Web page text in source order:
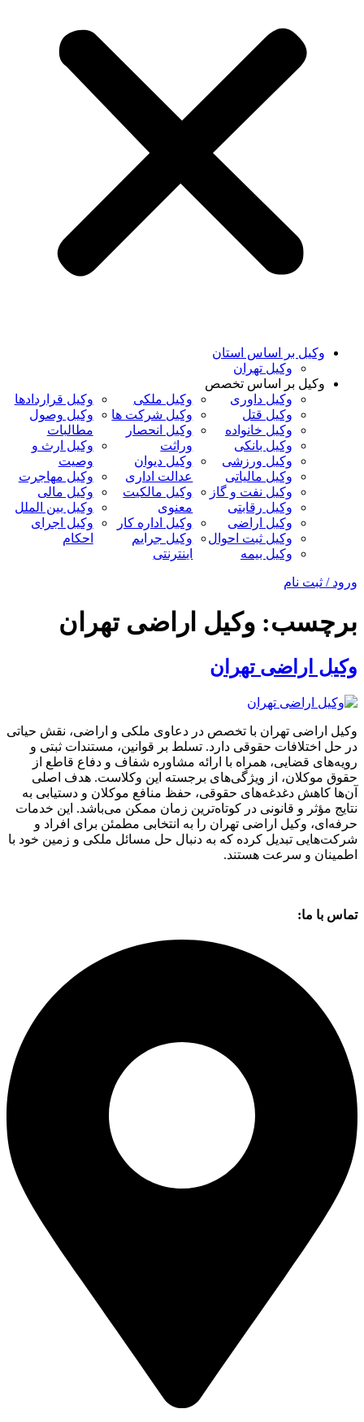
وکیل بر اساس استان
وکیل تهران
وکیل بر اساس تخصص
وکیل داوری
وکیل قتل
وکیل خانواده
وکیل بانکی
وکیل ورزشی
وکیل مالیاتی
وکیل نفت و گاز
وکیل رقابتی
وکیل اراضی
وکیل ثبت احوال
وکیل بیمه
وکیل ملکی
وکیل شرکت ها
وکیل انحصار
وراثت
وکیل دیوان
عدالت اداری
وکیل مالکیت
معنوی
وکیل اداره کار
وکیل جرایم
اینترنتی
وکیل قراردادها
وکیل وصول
مطالبات
وکیل ارث و
وصیت
وکیل مهاجرت
وکیل مالی
وکیل بین الملل
وکیل اجرای
احکام
ورود / ثبت نام
برچسب: وکیل اراضی تهران
وکیل اراضی تهران
وکیل اراضی تهران با تخصص در دعاوی ملکی و اراضی، نقش حیاتی
در حل اختلافات حقوقی دارد. تسلط بر قوانین، مستندات ثبتی و
رویه‌های قضایی، همراه با ارائه مشاوره شفاف و دفاع قاطع از
حقوق موکلان، از ویژگی‌های برجسته این وکلاست. هدف اصلی
آن‌ها کاهش دغدغه‌های حقوقی، حفظ منافع موکلان و دستیابی به
نتایج مؤثر و قانونی در کوتاه‌ترین زمان ممکن می‌باشد. این خدمات
حرفه‌ای، وکیل اراضی تهران را به انتخابی مطمئن برای افراد و
شرکت‌هایی تبدیل کرده که به دنبال حل مسائل ملکی و زمین خود با
اطمینان و سرعت هستند.
تماس با ما: